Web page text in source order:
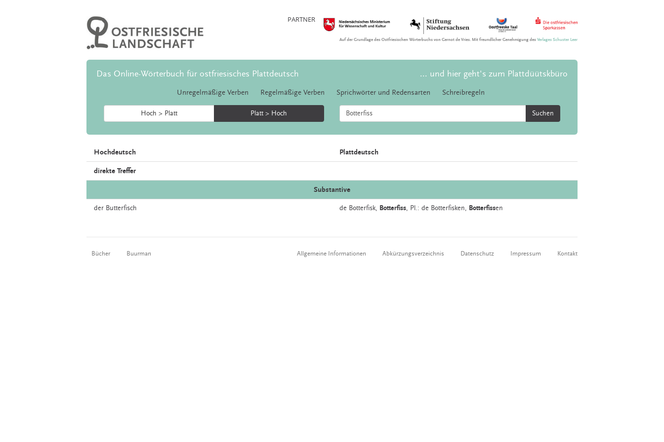
PARTNER
Auf der Grundlage des Ostfriesischen Wörterbuchs von Gernot de Vries. Mit freundlicher Genehmigung desVerlages Schuster Leer
Das Online-Wörterbuch für ostfriesisches Plattdeutsch ... und hier geht's zum Plattdüütskbüro
Unregelmäßige Verben Regelmäßige Verben Sprichwörter und Redensarten Schreibregeln
Hoch > Platt Platt > Hoch Suchen
Hochdeutsch Plattdeutsch
direkte Treffer
Substantive
der Butterfisch de Botterfisk, Botterfiss, Pl.: de Botterfisken, Botterfissen
Bücher Buurman Allgemeine Informationen Abkürzungsverzeichnis Datenschutz Impressum Kontakt